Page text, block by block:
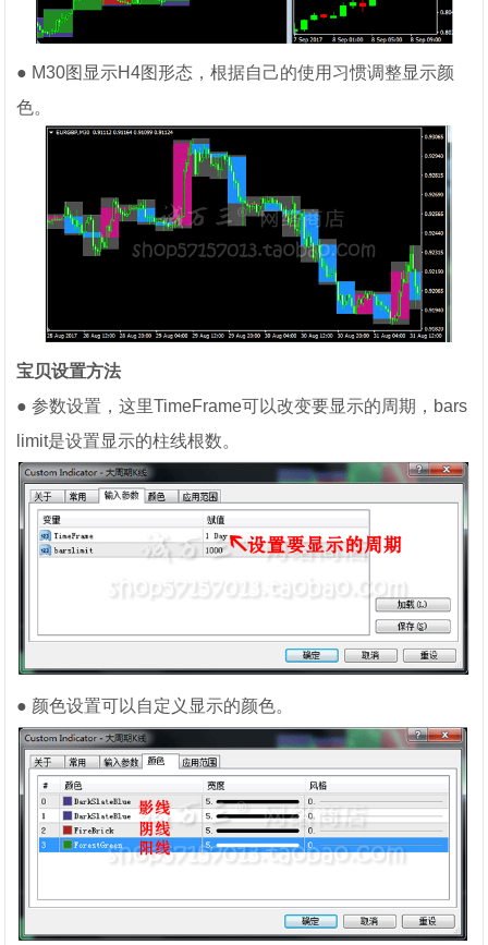
● M30图显示H4图形态，根据自己的使用习惯调整显示颜
色。
宝贝设置方法
● 参数设置，这里TimeFrame可以改变要显示的周期，bars
limit是设置显示的柱线根数。
● 颜色设置可以自定义显示的颜色。